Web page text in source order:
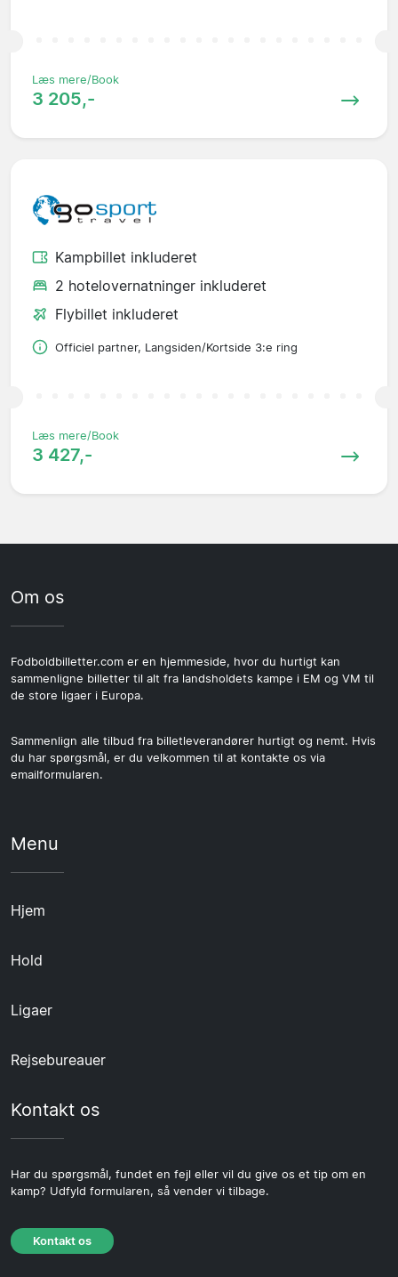
Læs mere/Book
3 205,-
Kampbillet inkluderet
2 hotelovernatninger inkluderet
Flybillet inkluderet
Officiel partner, Langsiden/Kortside 3:e ring
Læs mere/Book
3 427,-
Om os
Fodboldbilletter.com er en hjemmeside, hvor du hurtigt kan
sammenligne billetter til alt fra landsholdets kampe i EM og VM til
de store ligaer i Europa.
Sammenlign alle tilbud fra billetleverandører hurtigt og nemt. Hvis
du har spørgsmål, er du velkommen til at kontakte os via
emailformularen.
Menu
Hjem
Hold
Ligaer
Rejsebureauer
Kontakt os
Har du spørgsmål, fundet en fejl eller vil du give os et tip om en
kamp? Udfyld formularen, så vender vi tilbage.
Kontakt os